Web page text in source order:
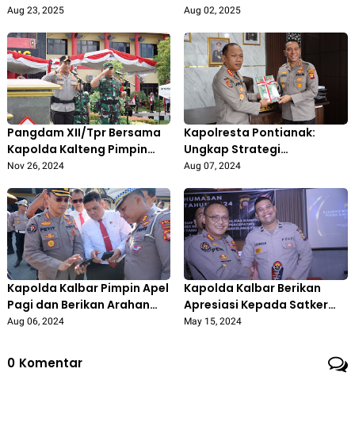
Nyatakan Dukungan Penuh
Aug 23, 2025
dalam Bangun Bangsa
Aug 02, 2025
Pangdam XII/Tpr Bersama
Kapolda Kalteng Pimpin
Apel Kesiapan
Serentak
Nov 26, 2024
Kapolresta Pontianak:
Ungkap Strategi
Penanganan Konflik Sosial,
(STIK) Lemdiklat Polri
Aug 07, 2024
Kapolda Kalbar Pimpin Apel
Pagi dan Berikan Arahan
Khusus Kepada Seluruh
Aug 06, 2024
Kapolda Kalbar Berikan
Apresiasi Kepada Satker
Polda dan Polres Jajaran
May 15, 2024
0 Komentar